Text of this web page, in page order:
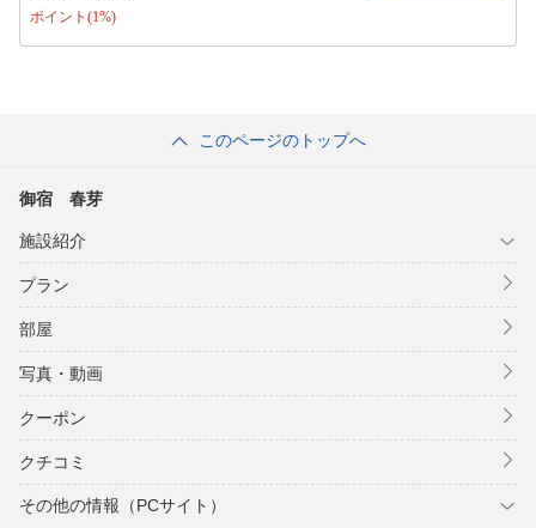
ポイント(1%)
このページのトップへ
御宿 春芽
施設紹介
プラン
部屋
写真・動画
クーポン
クチコミ
その他の情報（PCサイト）